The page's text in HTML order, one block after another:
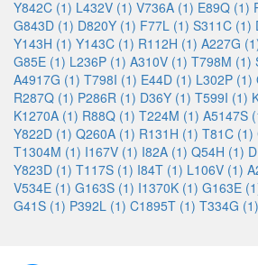
Y842C (1) L432V (1) V736A (1) E89Q (1)
G843D (1) D820Y (1) F77L (1) S311C (1)
Y143H (1) Y143C (1) R112H (1) A227G
G85E (1) L236P (1) A310V (1) T798M (1)
A4917G (1) T798I (1) E44D (1) L302P (1)
R287Q (1) P286R (1) D36Y (1) T599I (1)
K1270A (1) R88Q (1) T224M (1) A5147S
Y822D (1) Q260A (1) R131H (1) T81C (1)
T1304M (1) I167V (1) I82A (1) Q54H (1)
Y823D (1) T117S (1) I84T (1) L106V (1)
V534E (1) G163S (1) I1370K (1) G163E
G41S (1) P392L (1) C1895T (1) T334G (1)